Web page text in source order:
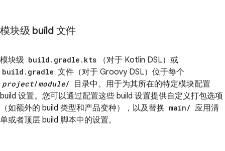
模块级 build 文件
模块级 build.gradle.kts （对于 Kotlin DSL）或
build.gradle 文件（对于 Groovy DSL）位于每个
project/module/
目录中。用于为其所在的特定模块配置
build 设置。您可以通过配置这些 build 设置提供自定义打包选项
（如额外的 build 类型和产品变种），以及替换 main/ 应用清
单或者顶层 build 脚本中的设置。